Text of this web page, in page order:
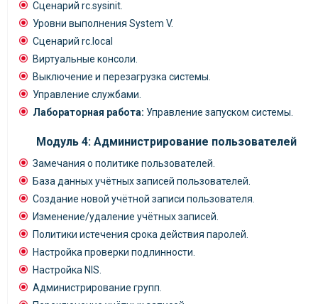
Сценарий rc.sysinit.
Уровни выполнения System V.
Сценарий rc.local
Виртуальные консоли.
Выключение и перезагрузка системы.
Управление службами.
Лабораторная работа: Управление запуском системы.
Модуль 4: Администрирование пользователей
Замечания о политике пользователей.
База данных учётных записей пользователей.
Создание новой учётной записи пользователя.
Изменение/удаление учётных записей.
Политики истечения срока действия паролей.
Настройка проверки подлинности.
Настройка NIS.
Администрирование групп.